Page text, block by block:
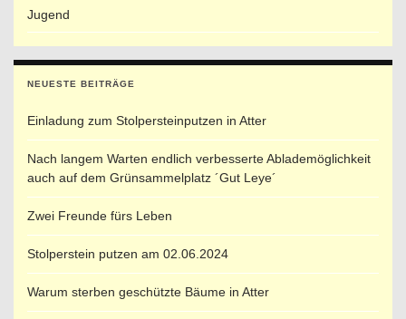
Jugend
NEUESTE BEITRÄGE
Einladung zum Stolpersteinputzen in Atter
Nach langem Warten endlich verbesserte Ablademöglichkeit
auch auf dem Grünsammelplatz ´Gut Leye´
Zwei Freunde fürs Leben
Stolperstein putzen am 02.06.2024
Warum sterben geschützte Bäume in Atter